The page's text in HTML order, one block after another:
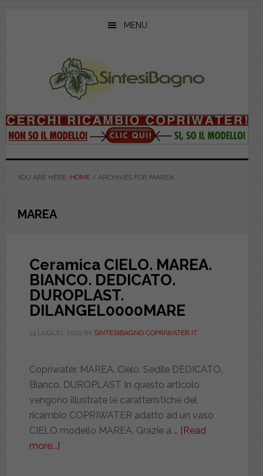
MENU
YOU ARE HERE: HOME /ARCHIVES FOR MAREA
MAREA
Ceramica CIELO. MAREA.
BIANCO. DEDICATO.
DUROPLAST.
DILANGEL0000MARE
14 LUGLIO, 2019BY SINTESIBAGNO COPRIWATER.IT
Copriwater. MAREA. Cielo. Sedile DEDICATO.
Bianco. DUROPLAST In questo articolo
vengono illustrate le caratteristiche del
ricambio COPRIWATER adatto ad un vaso
CIELO modello MAREA. Grazie a … [Read
more...]